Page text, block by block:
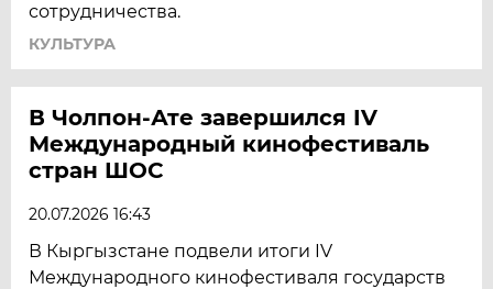
сотрудничества.
КУЛЬТУРА
В Чолпон-Ате завершился IV
Международный кинофестиваль
стран ШОС
20.07.2026 16:43
В Кыргызстане подвели итоги IV
Международного кинофестиваля государств